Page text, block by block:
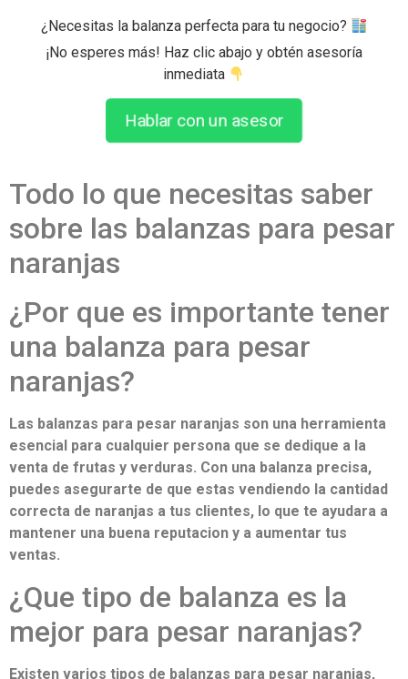
¿Necesitas la balanza perfecta para tu negocio?
¡No esperes más! Haz clic abajo y obtén asesoría
inmediata
Hablar con un asesor
Todo lo que necesitas saber
sobre las balanzas para pesar
naranjas
¿Por que es importante tener
una balanza para pesar
naranjas?
Las balanzas para pesar naranjas son una herramienta
esencial para cualquier persona que se dedique a la
venta de frutas y verduras. Con una balanza precisa,
puedes asegurarte de que estas vendiendo la cantidad
correcta de naranjas a tus clientes, lo que te ayudara a
mantener una buena reputacion y a aumentar tus
ventas.
¿Que tipo de balanza es la
mejor para pesar naranjas?
Existen varios tipos de balanzas para pesar naranjas,